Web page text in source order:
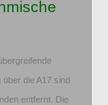
die A17 sind
entfernt. Die